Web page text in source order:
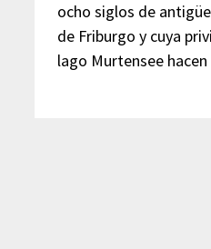
ocho siglos de
de Friburgo y cuya
lago Murtensee